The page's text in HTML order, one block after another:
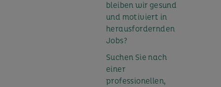
bleiben wir gesund
und motiviert in
herausfordernden
Jobs?
Suchen Sie nach
einer
professionellen,